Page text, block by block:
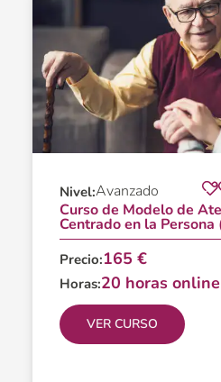
Nivel:Avanzado
Curso de Modelo de
Centrado en la Persona
Precio:165 €
Horas:20 horas online
VER CURSO